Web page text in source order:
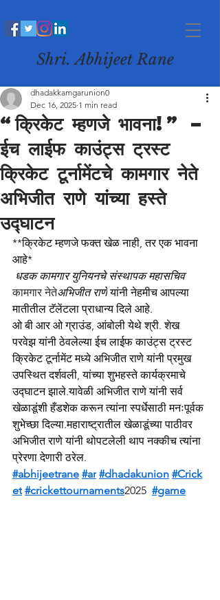
Shri. Abhijeet Rane
“क्रिकेट म्हणजे भावना!” –
ईच लाईफ काउंट्स ट्रस्ट
क्रिकेट टूर्नामेंटचे कामगार नेते
अभिजीत राणे यांच्या हस्ते
उद्घाटन
dhadakkamgarunion0
Dec 16, 2025 1 min read
**क्रिकेट म्हणजे फक्त खेळ नाही, तर एक भावना
आहे*
धडक कामगार युनियनचे संस्थापक महासचिव
कामगार नेतेअभिजीत राणे यांनी नेहमीच आपल्या
मातीतील टॅलेंटला प्राधान्य दिले आहे.
ओ बी आर ओ ग्राउंड, आंबोली येथे श्री. शेख
परवेझ यांनी ठेवलेल्या ईच लाईफ काउंट्स ट्रस्ट
क्रिकेट टूर्नामेंट मध्ये अभिजीत राणे यांनी प्रमुख
उपस्थित दर्शवली, यांच्या शुभहस्ते कार्यक्रमाचे
उद्घाटन झाले.यावेळी अभिजीत राणे यांनी सर्व
खेळाडूंशी हँडशेक करून त्यांना स्पर्धेसाठी मनःपूर्वक
शुभेच्छा दिल्या.महाराष्ट्रातील खेळाडूंच्या पाठीवर
अभिजीत राणे यांनी थोपटलेली थाप नक्कीच त्यांना
प्रेरणा देणारी ठरेल.
#abhijeetrane #ar #dhadakunion #Crick
et #crickettournaments2025 #game